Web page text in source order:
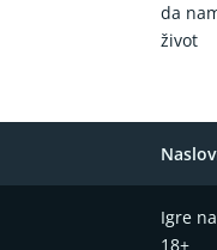
da
život
Igre
18+